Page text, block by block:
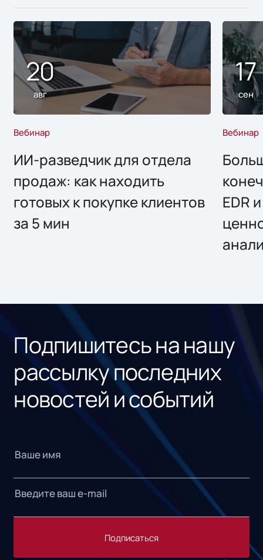
20
авг
Вебинар
ИИ-разведчик для отдела
продаж: как находить
готовых к покупке клиентов
за 5 мин
17
сен
Вебинар
EDR
Подпишитесь на нашу
рассылку последних
новостей и событий
Подписаться